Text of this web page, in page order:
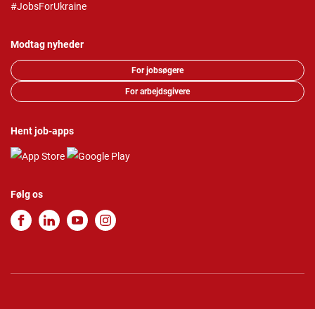
#JobsForUkraine
Modtag nyheder
For jobsøgere
For arbejdsgivere
Hent job-apps
Følg os